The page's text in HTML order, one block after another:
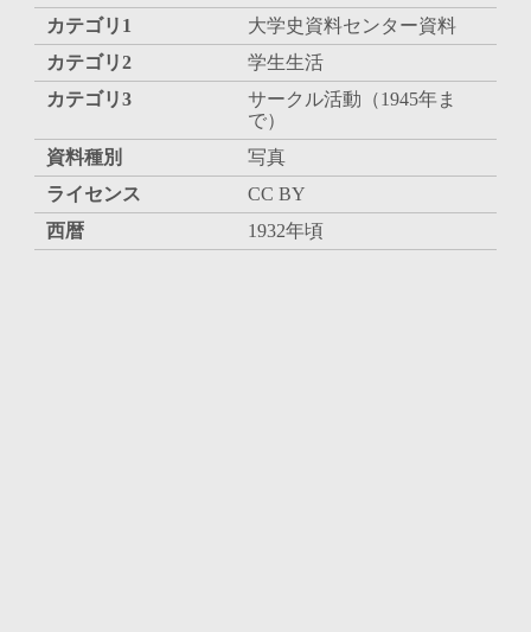
カテゴリ1
大学史資料センター資料
カテゴリ2
学生生活
カテゴリ3
サークル活動（1945年ま
で）
資料種別
写真
ライセンス
CC BY
西暦
1932年頃